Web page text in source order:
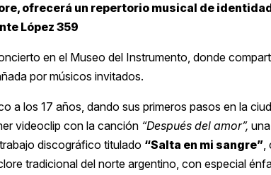
ofrecerá un repertorio musical de
López 359
en el Museo del Instrumento, donde
por músicos invitados.
a los 17 años, dando sus primeros pasos en la
videoclip con la canción “Después del amor”,
discográfico titulado “Salta en mi sangre”,
tradicional del norte argentino, con especial